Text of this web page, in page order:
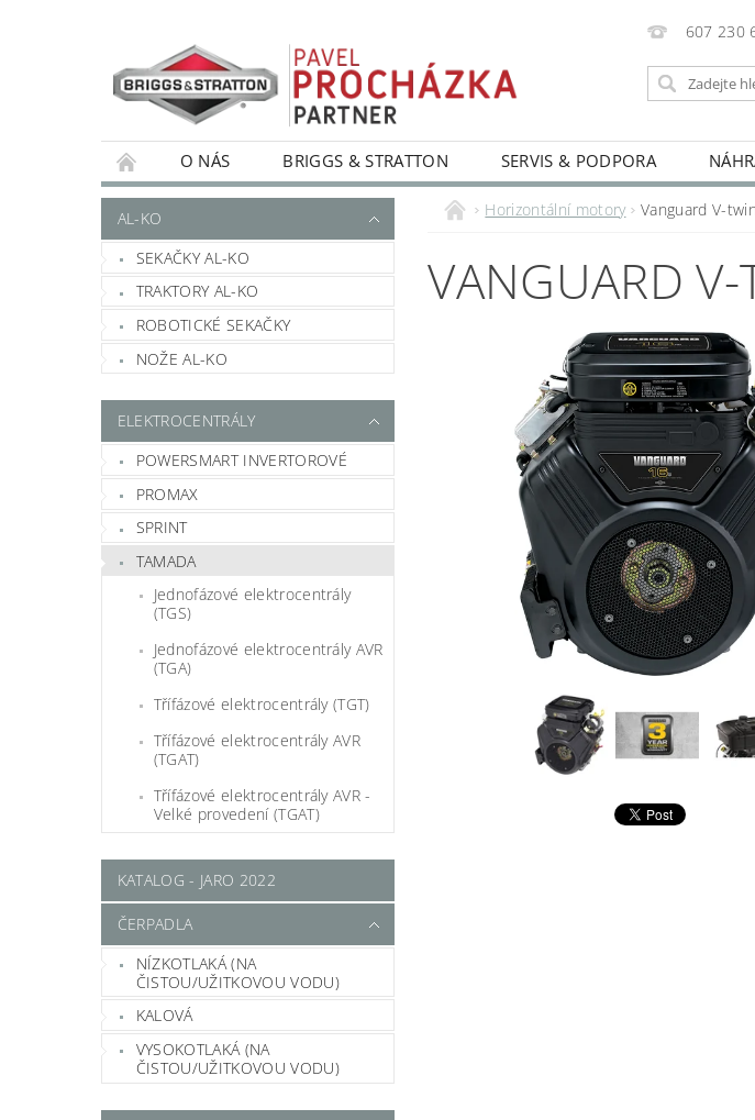
607 230
O NÁS BRIGGS & STRATTON SERVIS & PODPORA
AL-KO
SEKAČKY AL-KO
TRAKTORY AL-KO
ROBOTICKÉ SEKAČKY
NOŽE AL-KO
ELEKTROCENTRÁLY
POWERSMART INVERTOROVÉ
PROMAX
SPRINT
TAMADA
Jednofázové elektrocentrály
(TGS)
Jednofázové elektrocentrály AVR
(TGA)
Třífázové elektrocentrály (TGT)
Třífázové elektrocentrály AVR
(TGAT)
Třífázové elektrocentrály AVR -
Velké provedení (TGAT)
KATALOG - JARO 2022
ČERPADLA
NÍZKOTLAKÁ (NA
ČISTOU/UŽITKOVOU VODU)
KALOVÁ
VYSOKOTLAKÁ (NA
ČISTOU/UŽITKOVOU VODU)
Horizontální motory Vanguard V-
VANGUARD